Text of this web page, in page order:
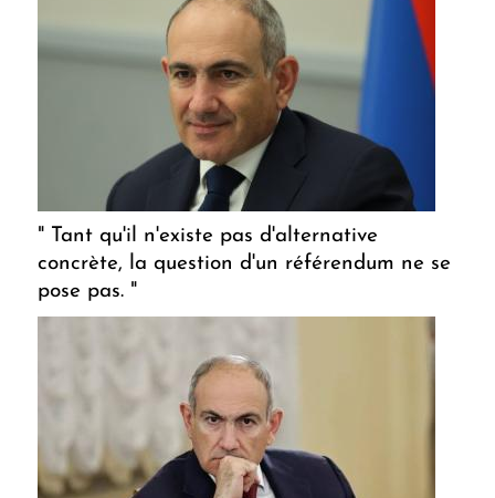
" Tant qu'il n'existe pas d'alternative
concrète, la question d'un référendum ne se
pose pas. "